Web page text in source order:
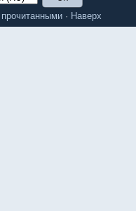
· Наверх